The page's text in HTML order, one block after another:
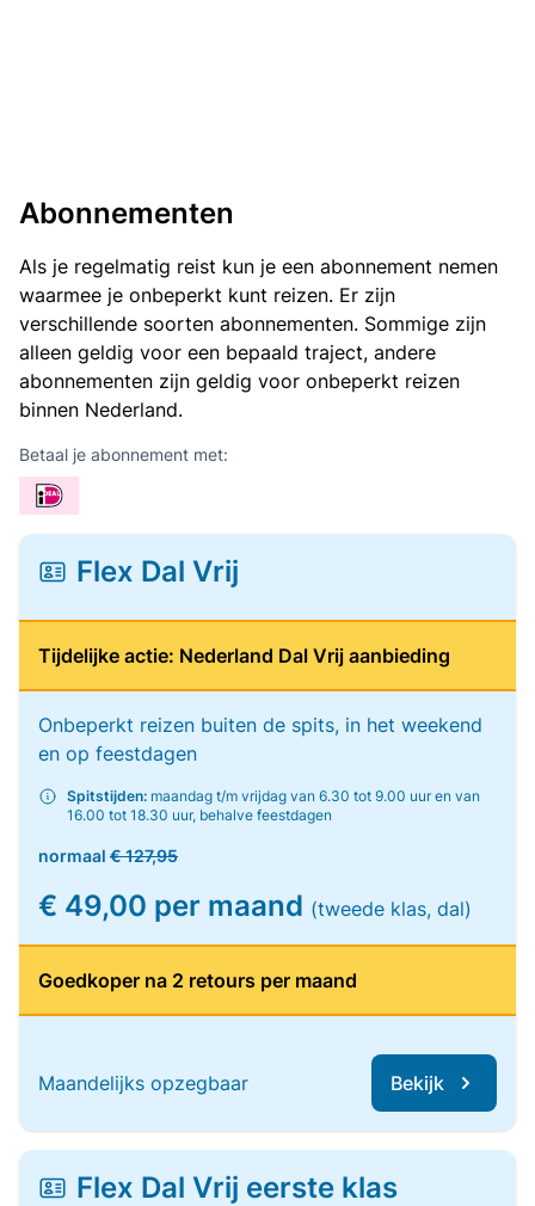
Abonnementen
Als je regelmatig reist kun je een abonnement nemen
waarmee je onbeperkt kunt reizen. Er zijn
verschillende soorten abonnementen. Sommige zijn
alleen geldig voor een bepaald traject, andere
abonnementen zijn geldig voor onbeperkt reizen
binnen Nederland.
Betaal je abonnement met:
Flex Dal Vrij
Tijdelijke actie: Nederland Dal Vrij aanbieding
Onbeperkt reizen buiten de spits, in het weekend
en op feestdagen
Spitstijden: maandag t/m vrijdag van 6.30 tot 9.00 uur en van
16.00 tot 18.30 uur, behalve feestdagen
normaal € 127,95
€ 49,00 per maand (tweede klas, dal)
Goedkoper na 2 retours per maand
Maandelijks opzegbaar Bekijk
Flex Dal Vrij eerste klas